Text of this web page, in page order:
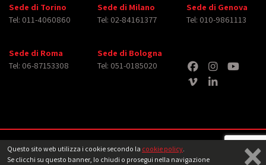
Questo sito web utilizza i cookie secondo la cookie policy.
Se clicchi su questo banner, lo chiudi o prosegui nella navigazione
Sede di Torino
Tel: 011-4060860
Sede di Milano
Tel: 02-84161377
Sede di Genova
Tel: 010-9861113
Sede di Roma
Tel: 06-87153308
Sede di Bologna
Tel: 051-0185020
Copyright © 2026 iMasterArt S.r.l. ‐ All rights reserved. Tutti i diritti relativi ad
immagini e video pubblicati sono dei rispettiviaventi diritto Note legali